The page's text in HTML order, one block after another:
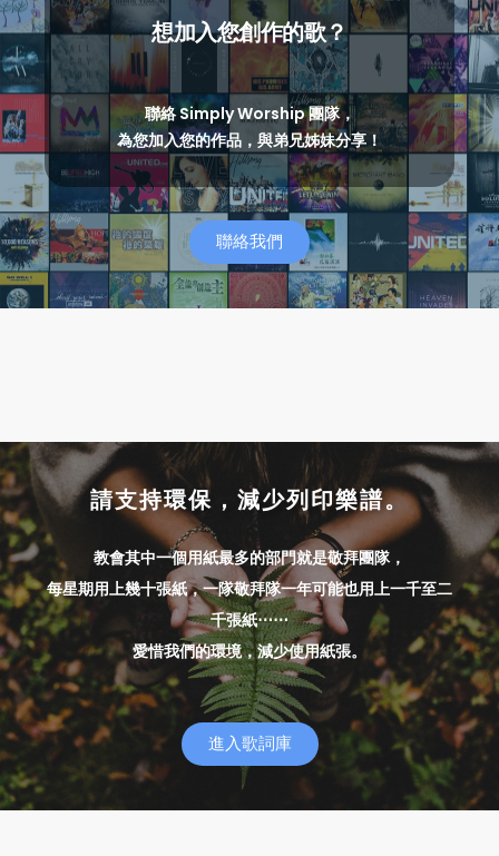
想加入您創作的歌？
聯絡 Simply Worship 團隊，
為您加入您的作品，與弟兄姊妹分享！
聯絡我們
請支持環保，減少列印樂譜。
教會其中一個用紙最多的部門就是敬拜團隊，
每星期用上幾十張紙，一隊敬拜隊一年可能也用上一千至二
千張紙⋯⋯
愛惜我們的環境，減少使用紙張。
進入歌詞庫